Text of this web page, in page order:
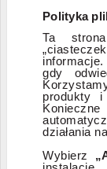
Polityka
Ta
gdy
produkty i
działania
Wybierz
Zastrzeżenia
ESG